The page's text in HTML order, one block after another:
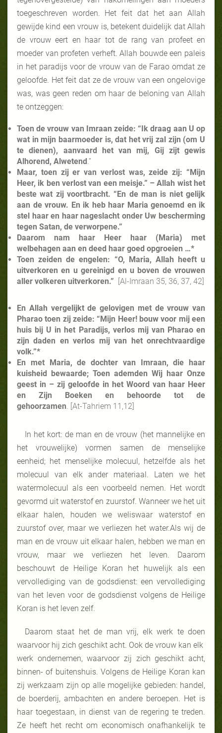
toegeschreven worden. Het feit dat het aan Allah
gewijde kind een vrouw is, betekent duidelijk dat Allah
de vrouw eert en haar tot de rang van profeet en
moeder van profeten verheft. Allah bouwde een paleis
in het paradijs voor de vrouw van de Farao omdat ze
geloofde. Het feit dat ze de vrouw van een ongelovige
was, was geen reden om haar de beloning van Allah
te ontzeggen:
Toen de vrouw van Imraan zeide: “Ik draag aan U op
wat in mijn baarmoeder is, dat het vrij zal zijn (om U
te dienen), aanvaard het van mij, Gij zijt gewis
Alhorend, Alwetend .”
Maar, toen zij er van verlost was, zeide zij: “Mijn
Heer, ik ben verlost van een meisje.” – Allah wist het
beste wat zij voortbracht. “En de man is niet gelijk
aan de vrouw. En ik heb haar Maria genoemd en ik
stel haar en haar nageslacht onder Uw bescherming
tegen Satan, de verworpene.”
Daarom nam haar Heer haar (Maria) met
welbehagen aan en deed haar goed opgroeien …*
Toen zeiden de engelen: “O, Maria, Allah heeft u
uitverkoren en u gereinigd en u boven de vrouwen
aller volkeren uitverkoren.” [Al-Imraan 35, 36, 37, 42]
En Allah vergelijkt de gelovigen met de vrouw van
Pharao toen zij zeide: “Mijn Heer! bouw voor mij een
huis bij U in het Paradijs, verlos mij van Pharao en
zijn daden en verlos mij van het onrechtvaardige
volk.”*
En met Maria, de dochter van Imraan, die haar
kuisheid bewaarde; Toen ademden Wij haar Onze
geest in – zij geloofde in het Woord van haar Heer
en Zijn Boeken en behoorde tot de
gehoorzamen . [At-Tahriem 11,12]
In het kort: de man en de vrouw (het mannelijke en
het vrouwelijke) vormen samen de menselijke
eenheid; het menselijke molecuul, hetzelfde als het
molecuul van elk ander materiaal. Laten we het
watermolecuul als een voorbeeld nemen. Het wordt
gevormd uit waterstof en zuurstof. Wanneer we het uit
elkaar halen, houden we weliswaar waterstof en
zuurstof over, maar we verliezen het water.Als wij de
man en de vrouw uit elkaar halen, hebben we man en
vrouw, maar we verliezen het leven. Daarom
beschouwt de Heilige Koran het huwelijk als een
vervollediging van de godsdienst: een vervollediging
van het leven voor de godsdienst volgens de Heilige
Koran is het leven zelf.
Daarom staat het de man vrij, elk werk te doen
waarvoor hij zich geschikt acht. Ook de vrouw kan elk
werk ondernemen, waarvoor zij zich geschikt acht,
binnen- of buitenshuis. Volgens de Heilige Koran kan
zij werkzaam zijn op alle mogelijke gebieden: handel,
de boerderij, ambachten en andere beroepen. Het is
haar toegestaan, in dienst van de regering te treden.
Ze heeft het recht om economisch onafhankelijk te